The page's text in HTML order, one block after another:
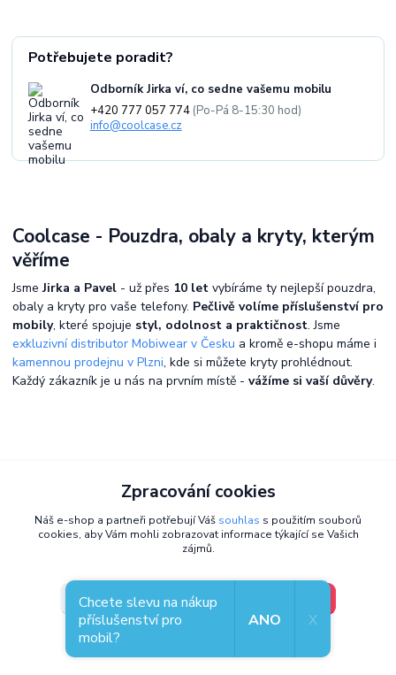
Potřebujete poradit?
Odborník Jirka ví, co sedne vašemu mobilu
+420 777 057 774 (Po-Pá 8-15:30 hod)
info@coolcase.cz
Coolcase - Pouzdra, obaly a kryty, kterým
věříme
JsmeJirka a Pavel - už přes 10 let vybíráme ty nejlepší pouzdra,
obaly a kryty pro vaše telefony. Pečlivě volíme příslušenství pro
mobily, které spojuje styl, odolnost a praktičnost. Jsme
exkluzivní distributor Mobiwear v Česku a kromě e-shopu máme i
kamennou prodejnu v Plzni, kde si můžete kryty prohlédnout.
Každý zákazník je u nás na prvním místě - vážíme si vaší důvěry.
Zpracování cookies
Náš e-shop a partneři potřebují Váš souhlas s použitím souborů
cookies, aby Vám mohli zobrazovat informace týkající se Vašich
zájmů.
Nastavení V pořádku, jdu si vybrat
Souhlas můžete odmítnout
Chcete slevu na nákup
příslušenství pro
mobil?
ANO X